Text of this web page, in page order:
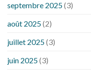
septembre 2025(3)
août 2025(2)
juillet 2025(3)
juin 2025(3)